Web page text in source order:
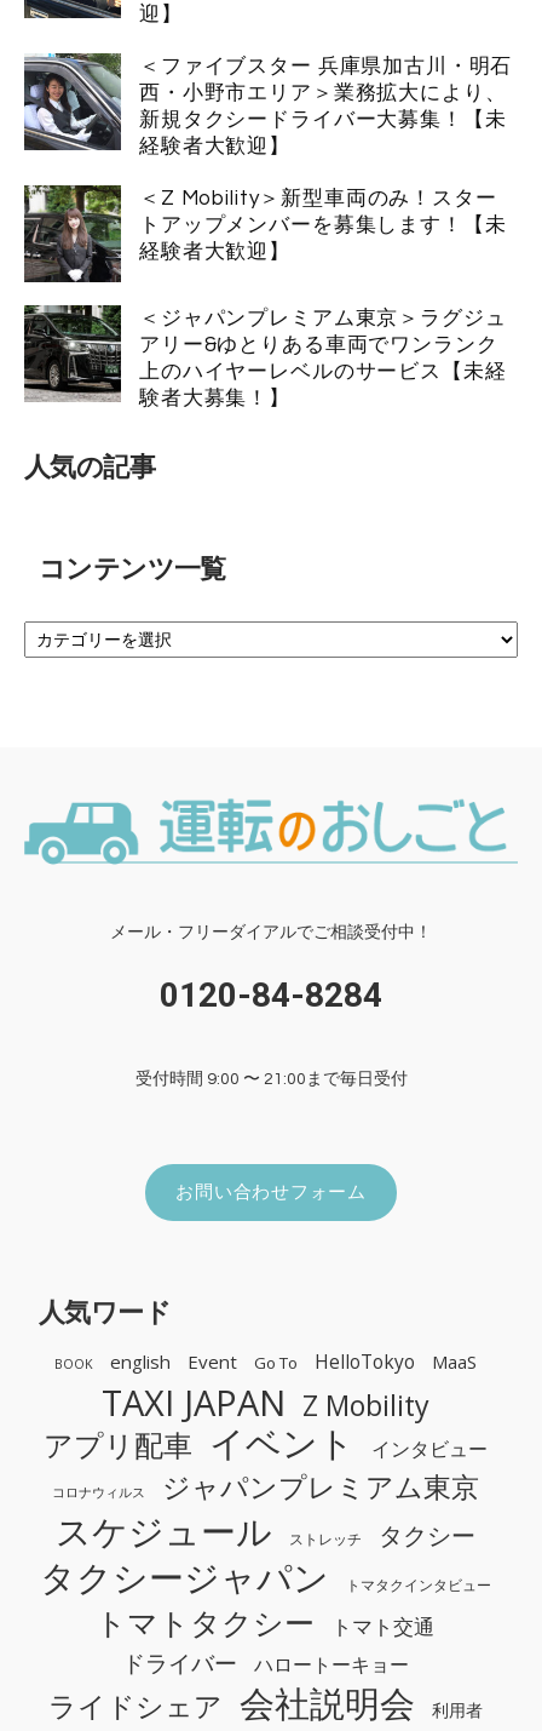
迎】
＜ファイブスター 兵庫県加古川・明石
西・小野市エリア＞業務拡大により、
新規タクシードライバー大募集！【未
経験者大歓迎】
＜Z Mobility＞新型車両のみ！スター
トアップメンバーを募集します！【未
経験者大歓迎】
＜ジャパンプレミアム東京＞ラグジュ
アリー&ゆとりある車両でワンランク
上のハイヤーレベルのサービス【未経
験者大募集！】
人気の記事
コンテンツ一覧
コ
ン
メール・フリーダイアルでご相談受付中！
0120-84-8284
受付時間 9:00 〜 21:00まで毎日受付
お問い合わせフォーム
人気ワード
BOOK english Event Go To HelloTokyo MaaS
TAXI JAPAN Z Mobility
アプリ配車 イベント インタビュー
コロナウィルス ジャパンプレミアム東京
スケジュール ストレッチ タクシー
タクシージャパン トマタクインタビュー
トマトタクシー トマト交通
ドライバー ハロートーキョー
ライドシェア 会社説明会 利用者